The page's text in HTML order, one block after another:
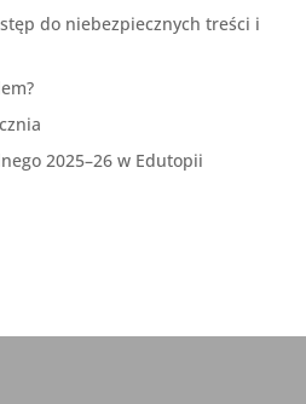
do niebezpiecznych treści i
2025–26 w Edutopii